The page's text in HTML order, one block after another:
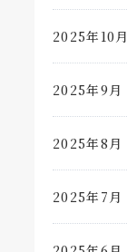
2025年10月
2025年9月
2025年8月
2025年7月